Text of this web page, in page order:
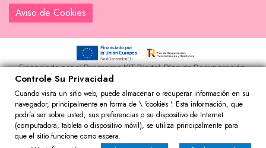
Aviso de Cookies
Financiado por el Programa KIT Digital. Plan de Recuperación,
transformación y Resiliencia de España "Next Generation EU".
Diseño RealizadoCreoTuPágina
Controle Su Privacidad
Cuando visita un sitio web, puede almacenar o recuperar información en su
navegador, principalmente en forma de \ 'cookies '. Esta información, que
podría ser sobre usted, sus preferencias o su dispositivo de Internet
(computadora, tableta o dispositivo móvil), se utiliza principalmente para
que el sitio funcione como espera.